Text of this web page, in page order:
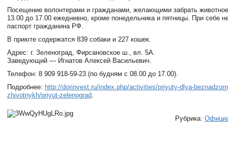
Посещение волонтерами и гражданами, желающими забрать
13.00 до 17.00 ежедневно, кроме понедельника и пятницы. При себе
паспорт гражданина РФ.
В приюте содержатся 839 собаки и 227 кошек.
Адрес: г. Зеленоград, Фирсановское ш., вл. 5А.
Заведующий — Игнатов Алексей Васильевич.
Телефон: 8 909 918-59-23 (по будням с 08.00 до 17.00).
Подробнее: http://dorinvest.ru/index.php/activities/priyuty-dlya-
zhivotnykh/priyut-zelenograd.
Рубрика: